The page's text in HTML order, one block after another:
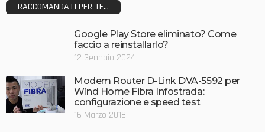
RACCOMANDATI PER TE...
Google Play Store eliminato? Come
faccio a reinstallarlo?
12 Gennaio 2024
Modem Router D-Link DVA-5592 per
Wind Home Fibra Infostrada:
configurazione e speed test
16 Marzo 2018